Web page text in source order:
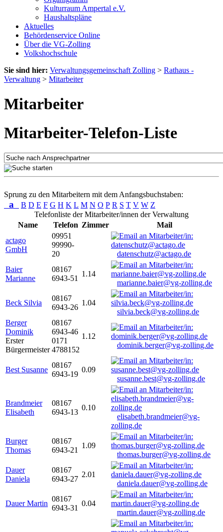
Kulturraum Ampertal e.V.
Haushaltspläne
Aktuelles
Behördenservice Online
Über die VG-Zolling
Volkshochschule
Sie sind hier: Verwaltungsgemeinschaft Zolling > Rathaus -
Verwaltung > Mitarbeiter
Mitarbeiter
Mitarbeiter-Telefon-Liste
Sprung zu den Mitarbeitern mit dem Anfangsbuchstaben:
a B D E F G H K L M N O P R S T V W Z
Telefonliste der Mitarbeiter/innen der Verwaltung
Name
Telefon Zimmer
Mail
actago
GmbH
09951
99990-
20
datenschutz@actago.de
Baier
Marianne
08167
6943-51
1.14
marianne.baier@vg-zolling.de
Beck Silvia
08167
6943-26
1.04
silvia.beck@vg-zolling.de
Berger
Dominik
Erster
Bürgermeister
08167
6943-46
0171
4788152
1.12
dominik.berger@vg-zolling.de
Best Susanne
08167
6943-19
0.09
susanne.best@vg-zolling.de
Brandmeier
Elisabeth
08167
6943-13
0.10
elisabeth.brandmeier@vg-
zolling.de
Burger
Thomas
08167
6943-21
1.09
thomas.burger@vg-zolling.de
Dauer
Daniela
08167
6943-27
2.01
daniela.dauer@vg-zolling.de
Dauer Martin
08167
6943-31
0.04
martin.dauer@vg-zolling.de